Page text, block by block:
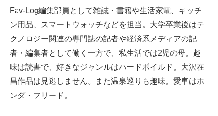
モノづくり技術者専門サイト
エレクトロニクス専門サイト
電子設計の基本と応用
エネルギーの専門メディア
建設×テクノロジーの最前線
Fav-Log編集部員として雑誌・書籍や生活家電、キッチ
ン用品、スマートウォッチなどを担当。大学卒業後はテ
クノロジー関連の専門誌の記者や経済系メディアの記
者・編集者として働く一方で、私生活では2児の母。趣
味は読書で、好きなジャンルはハードボイルド。大沢在
昌作品は見逃しません。また温泉巡りも趣味。愛車はホ
ンダ・フリード。